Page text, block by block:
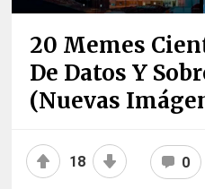
20 Memes
De Datos Y
(nuevas
18 0